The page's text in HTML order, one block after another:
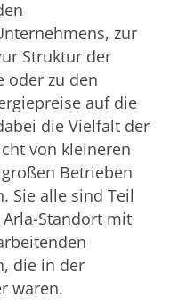
zur
Struktur der
oder zu den
auf die
die Vielfalt der
von kleineren
Betrieben
Sie alle sind Teil
Standort mit
die in der
waren.